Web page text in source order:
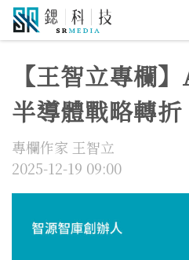
【王智立專欄
半導體戰略轉折
專欄作家 王智立
2025-12-19 09:00